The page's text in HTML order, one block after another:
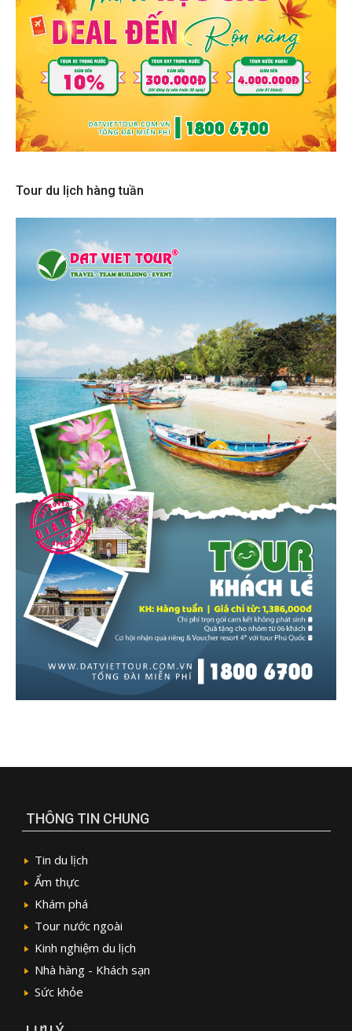
Tour du lịch hàng tuần
THÔNG TIN CHUNG
Tin du lịch
Ẩm thực
Khám phá
Tour nước ngoài
Kinh nghiệm du lịch
Nhà hàng - Khách sạn
Sức khỏe